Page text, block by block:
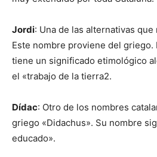
Jordi: Una de las alternativas que
Este nombre proviene del griego.
tiene un significado etimológico
el «trabajo de la tierra2.
Dídac: Otro de los nombres
griego «Didachus». Su nombre
educado».